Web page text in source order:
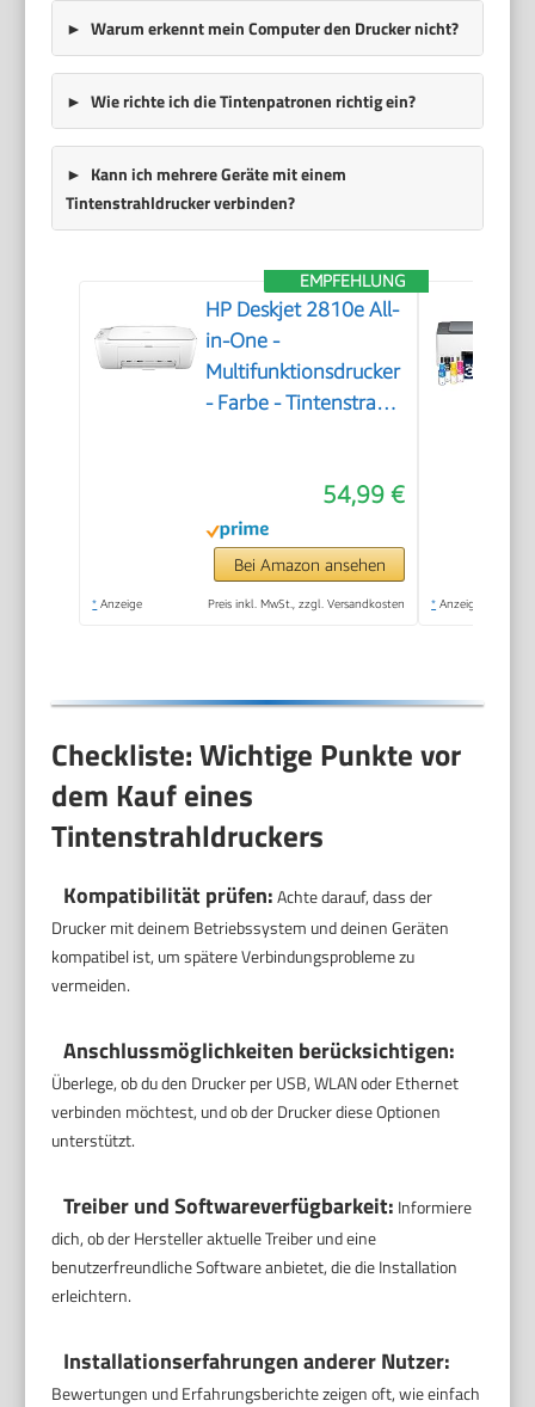
Warum erkennt mein Computer den Drucker nicht?
Wie richte ich die Tintenpatronen richtig ein?
Kann ich mehrere Geräte mit einem
Tintenstrahldrucker verbinden?
EMPFEHLUNG
HP Deskjet 2810e All-
in-One -
Multifunktionsdrucker
- Farbe - Tintenstrahl
(Medien) - bis zu 7.5
Seiten/Min. (Drucken)
- 60 Blatt - USB 2.0,
Bluetooth, Wi-Fi(n)
54,99 €
Bei Amazon ansehen
* Anzeige Preis inkl. MwSt., zzgl. Versandkosten * Anzeige
Checkliste: Wichtige Punkte vor
dem Kauf eines
Tintenstrahldruckers
Kompatibilität prüfen:Achte darauf, dass der
Drucker mit deinem Betriebssystem und deinen Geräten
kompatibel ist, um spätere Verbindungsprobleme zu
vermeiden.
Anschlussmöglichkeiten berücksichtigen:
Überlege, ob du den Drucker per USB, WLAN oder Ethernet
verbinden möchtest, und ob der Drucker diese Optionen
unterstützt.
Treiber und Softwareverfügbarkeit: Informiere
dich, ob der Hersteller aktuelle Treiber und eine
benutzerfreundliche Software anbietet, die die Installation
erleichtern.
Installationserfahrungen anderer Nutzer:
Bewertungen und Erfahrungsberichte zeigen oft, wie einfach